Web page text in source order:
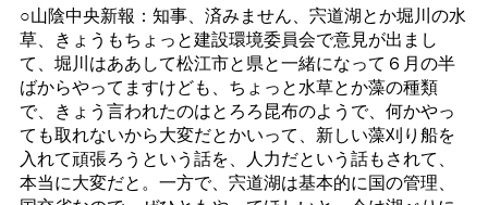
○山陰中央新報：知事、済みません、宍道湖とか堀川の水
草、きょうもちょっと建設環境委員会で意見が出まし
て、堀川はああして松江市と県と一緒になって６月の半
ばからやってますけども、ちょっと水草とか藻の種類
で、きょう言われたのはとろろ昆布のようで、何かやっ
ても取れないから大変だとかいって、新しい藻刈り船を
入れて頑張ろうという話を、人力だという話もされて、
本当に大変だと。一方で、宍道湖は基本的に国の管理、